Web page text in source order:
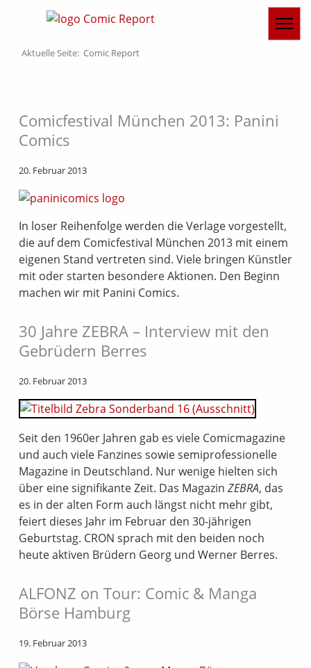
Aktuelle Seite: Comic Report
Comicfestival München 2013: Panini
Comics
20. Februar 2013
In loser Reihenfolge werden die Verlage vorgestellt,
die auf dem Comicfestival München 2013 mit einem
eigenen Stand vertreten sind. Viele bringen Künstler
mit oder starten besondere Aktionen. Den Beginn
machen wir mit Panini Comics.
30 Jahre ZEBRA – Interview mit den
Gebrüdern Berres
20. Februar 2013
Seit den 1960er Jahren gab es viele Comicmagazine
und auch viele Fanzines sowie semiprofessionelle
Magazine in Deutschland. Nur wenige hielten sich
über eine signifikante Zeit. Das Magazin ZEBRA, das
es in der alten Form auch längst nicht mehr gibt,
feiert dieses Jahr im Februar den 30-jährigen
Geburtstag. CRON sprach mit den beiden noch
heute aktiven Brüdern Georg und Werner Berres.
ALFONZ on Tour: Comic & Manga
Börse Hamburg
19. Februar 2013